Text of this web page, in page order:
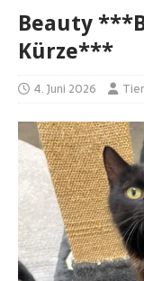
Beauty
Kürze***
4. Juni 2026